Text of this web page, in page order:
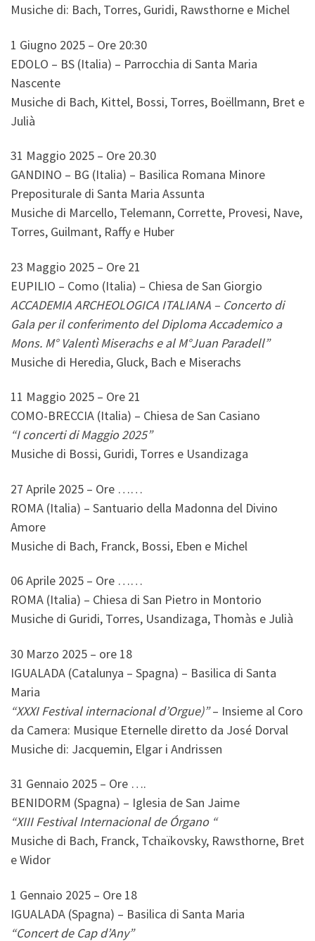
Musiche di: Bach, Torres, Guridi, Rawsthorne e Michel
1 Giugno 2025 – Ore 20:30
EDOLO – BS (Italia) – Parrocchia di Santa Maria
Nascente
Musiche di Bach, Kittel, Bossi, Torres, Boëllmann, Bret e
Julià
31 Maggio 2025 – Ore 20.30
GANDINO – BG (Italia) – Basilica Romana Minore
Prepositurale di Santa Maria Assunta
Musiche di Marcello, Telemann, Corrette, Provesi, Nave,
Torres, Guilmant, Raffy e Huber
23 Maggio 2025 – Ore 21
EUPILIO – Como (Italia) – Chiesa de San Giorgio
ACCADEMIA ARCHEOLOGICA ITALIANA – Concerto di
Gala per il conferimento del Diploma Accademico a
Mons. M° Valentì Miserachs e al M°Juan Paradell”
Musiche di Heredia, Gluck, Bach e Miserachs
11 Maggio 2025 – Ore 21
COMO-BRECCIA (Italia) – Chiesa de San Casiano
“I concerti di Maggio 2025”
Musiche di Bossi, Guridi, Torres e Usandizaga
27 Aprile 2025 – Ore ……
ROMA (Italia) – Santuario della Madonna del Divino
Amore
Musiche di Bach, Franck, Bossi, Eben e Michel
06 Aprile 2025 – Ore ……
ROMA (Italia) – Chiesa di San Pietro in Montorio
Musiche di Guridi, Torres, Usandizaga, Thomàs e Julià
30 Marzo 2025 – ore 18
IGUALADA (Catalunya – Spagna) – Basilica di Santa
Maria
“XXXI Festival internacional d’Orgue)”– Insieme al Coro
da Camera: Musique Eternelle diretto da José Dorval
Musiche di: Jacquemin, Elgar i Andrissen
31 Gennaio 2025 – Ore ….
BENIDORM (Spagna) – Iglesia de San Jaime
“XIII Festival Internacional de Órgano “
Musiche di Bach, Franck, Tchaïkovsky, Rawsthorne, Bret
e Widor
1 Gennaio 2025 – Ore 18
IGUALADA (Spagna) – Basilica di Santa Maria
“Concert de Cap d’Any”